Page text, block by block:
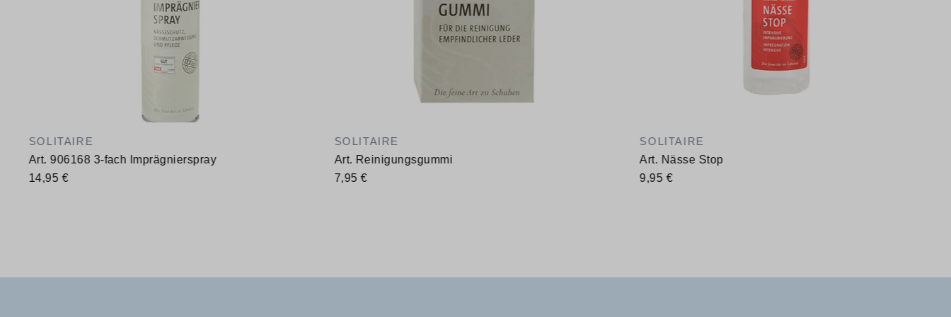
SOLITAIRE
Art. 906168 3-fach Imprägnierspray
14,95 €
SOLITAIRE
Art. Reinigungsgummi
7,95 €
SOLITAIRE
Art. Nässe Stop
9,95 €